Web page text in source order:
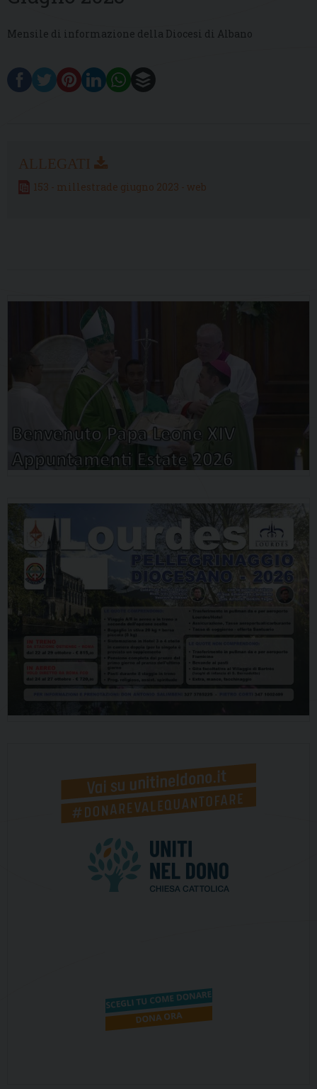
Mensile di informazione della Diocesi di Albano
153 - millestrade giugno 2023 - web